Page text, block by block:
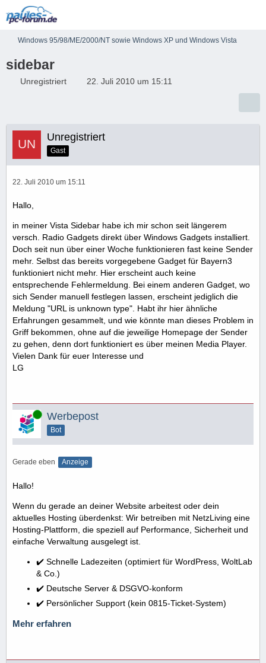
Windows 95/98/ME/2000/NT sowie Windows XP und Windows Vista
sidebar
Unregistriert 22. Juli 2010 um 15:11
Unregistriert
Gast
22. Juli 2010 um 15:11
Hallo,
in meiner Vista Sidebar habe ich mir schon seit längerem
versch. Radio Gadgets direkt über Windows Gadgets installiert.
Doch seit nun über einer Woche funktionieren fast keine Sender
mehr. Selbst das bereits vorgegebene Gadget für Bayern3
funktioniert nicht mehr. Hier erscheint auch keine
entsprechende Fehlermeldung. Bei einem anderen Gadget, wo
sich Sender manuell festlegen lassen, erscheint jediglich die
Meldung "URL is unknown type". Habt ihr hier ähnliche
Erfahrungen gesammelt, und wie könnte man dieses Problem in
Griff bekommen, ohne auf die jeweilige Homepage der Sender
zu gehen, denn dort funktioniert es über meinen Media Player.
Vielen Dank für euer Interesse und
LG
Online Werbepost
Bot
Gerade eben Anzeige
Hallo!
Wenn du gerade an deiner Website arbeitest oder dein
aktuelles Hosting überdenkst: Wir betreiben mit NetzLiving eine
Hosting-Plattform, die speziell auf Performance, Sicherheit und
einfache Verwaltung ausgelegt ist.
✔️ Schnelle Ladezeiten (optimiert für WordPress, WoltLab
& Co.)
✔️ Deutsche Server & DSGVO-konform
✔️ Persönlicher Support (kein 0815-Ticket-System)
Mehr erfahren